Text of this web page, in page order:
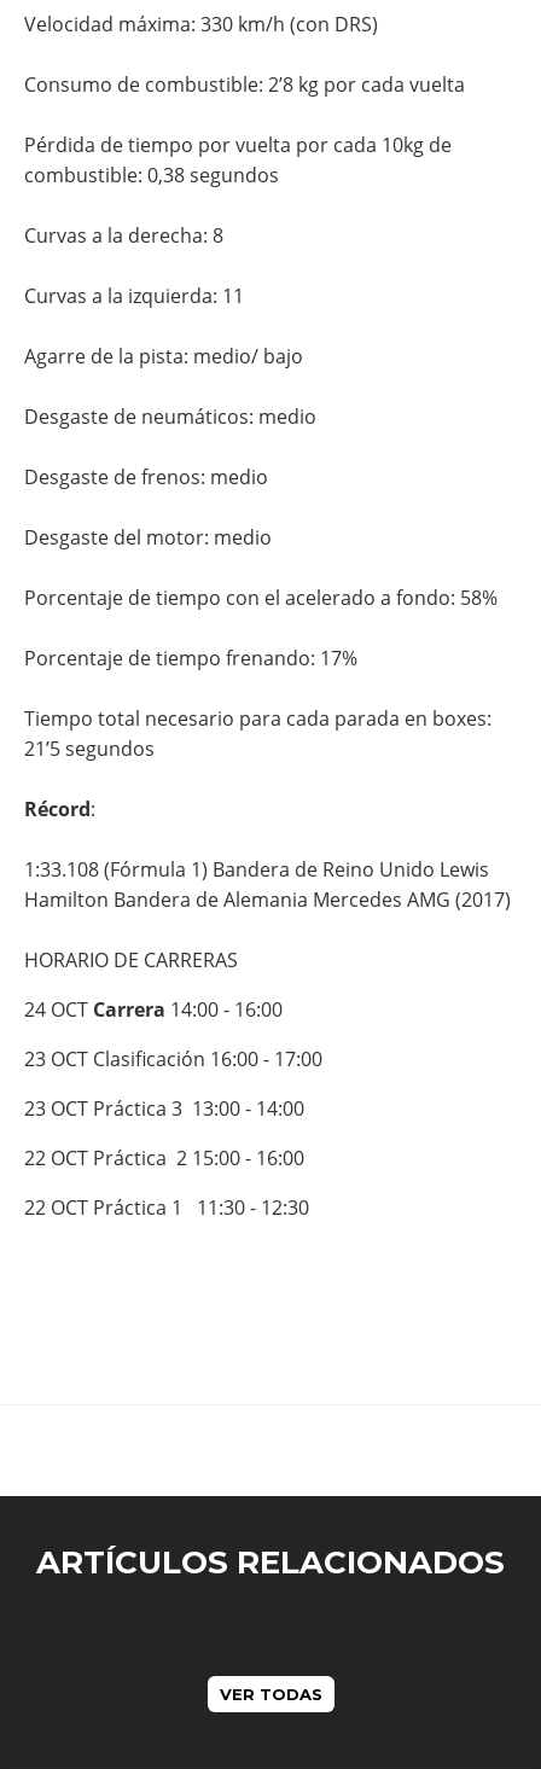
Velocidad máxima: 330 km/h (con DRS)
Consumo de combustible: 2’8 kg por cada vuelta
Pérdida de tiempo por vuelta por cada 10kg de
combustible: 0,38 segundos
Curvas a la derecha: 8
Curvas a la izquierda: 11
Agarre de la pista: medio/ bajo
Desgaste de neumáticos: medio
Desgaste de frenos: medio
Desgaste del motor: medio
Porcentaje de tiempo con el acelerado a fondo: 58%
Porcentaje de tiempo frenando: 17%
Tiempo total necesario para cada parada en boxes:
21’5 segundos
Récord:
1:33.108 (Fórmula 1) Bandera de Reino Unido Lewis
Hamilton Bandera de Alemania Mercedes AMG (2017)
HORARIO DE CARRERAS
24 OCT Carrera 14:00- 16:00
23 OCT Clasificación 16:00- 17:00
23 OCT Práctica 3 13:00- 14:00
22 OCT Práctica 2 15:00- 16:00
22 OCT Práctica 1 11:30- 12:30
ARTÍCULOS RELACIONADOS
VER TODAS